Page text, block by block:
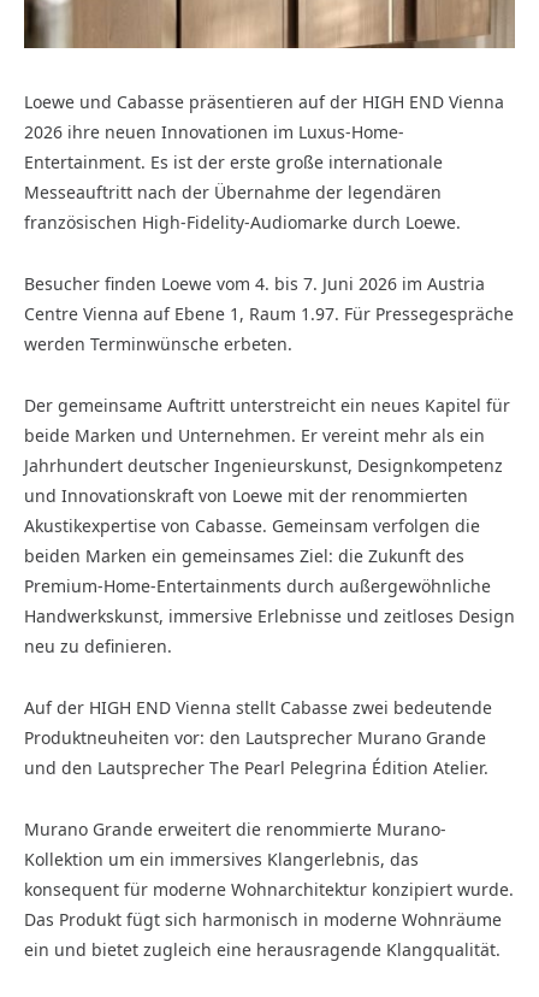
Loewe und Cabasse präsentieren auf der HIGH END Vienna
2026 ihre neuen Innovationen im Luxus-Home-
Entertainment. Es ist der erste große internationale
Messeauftritt nach der Übernahme der legendären
französischen High-Fidelity-Audiomarke durch Loewe.
Besucher finden Loewe vom 4. bis 7. Juni 2026 im Austria
Centre Vienna auf Ebene 1, Raum 1.97. Für Pressegespräche
werden Terminwünsche erbeten.
Der gemeinsame Auftritt unterstreicht ein neues Kapitel für
beide Marken und Unternehmen. Er vereint mehr als ein
Jahrhundert deutscher Ingenieurskunst, Designkompetenz
und Innovationskraft von Loewe mit der renommierten
Akustikexpertise von Cabasse. Gemeinsam verfolgen die
beiden Marken ein gemeinsames Ziel: die Zukunft des
Premium-Home-Entertainments durch außergewöhnliche
Handwerkskunst, immersive Erlebnisse und zeitloses Design
neu zu definieren.
Auf der HIGH END Vienna stellt Cabasse zwei bedeutende
Produktneuheiten vor: den Lautsprecher Murano Grande
und den Lautsprecher The Pearl Pelegrina Édition Atelier.
Murano Grande erweitert die renommierte Murano-
Kollektion um ein immersives Klangerlebnis, das
konsequent für moderne Wohnarchitektur konzipiert wurde.
Das Produkt fügt sich harmonisch in moderne Wohnräume
ein und bietet zugleich eine herausragende Klangqualität.